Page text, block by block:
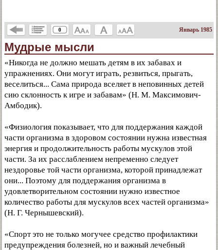
0 Январь 1985
Мудрые мысли
«Никогда не должно мешать детям в их забавах и
упражнениях. Они могут играть, резвиться, прыгать,
веселиться... Сама природа вселяет в неповинных детей
сию склонность к игре и забавам» (Н. М. Максимович-
Амбодик).
«Физиология показывает, что для поддержания каждой
части организма в здоровом состоянии нужна известная
энергия и продолжительность работы мускулов этой
части. За их расслаблением непременно следует
нездоровье той части организма, которой принадлежат
они... Поэтому для поддержания организма в
удовлетворительном состоянии нужно известное
количество работы для мускулов всех частей организма»
(Н. Г. Чернышевский).
«Спорт это не только могучее средство профилактики
предупреждения болезней, но и важный лечебный